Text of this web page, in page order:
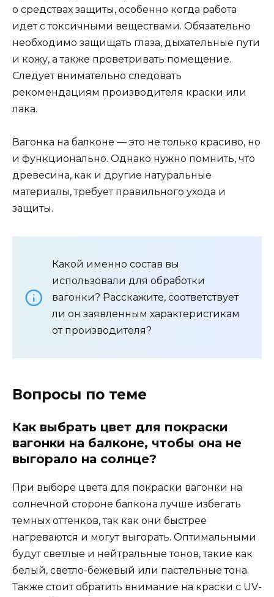
о средствах защиты, особенно когда работа
идет с токсичными веществами. Обязательно
необходимо защищать глаза, дыхательные пути
и кожу, а также проветривать помещение.
Следует внимательно следовать
рекомендациям производителя краски или
лака.
Вагонка на балконе — это не только красиво, но
и функционально. Однако нужно помнить, что
древесина, как и другие натуральные
материалы, требует правильного ухода и
защиты.
Какой именно состав вы
использовали для обработки
вагонки? Расскажите, соответствует
ли он заявленным характеристикам
от производителя?
Вопросы по теме
Как выбрать цвет для покраски
вагонки на балконе, чтобы она не
выгорало на солнце?
При выборе цвета для покраски вагонки на
солнечной стороне балкона лучше избегать
темных оттенков, так как они быстрее
нагреваются и могут выгорать. Оптимальными
будут светлые и нейтральные тонов, такие как
белый, светло-бежевый или пастельные тона.
Также стоит обратить внимание на краски с UV-